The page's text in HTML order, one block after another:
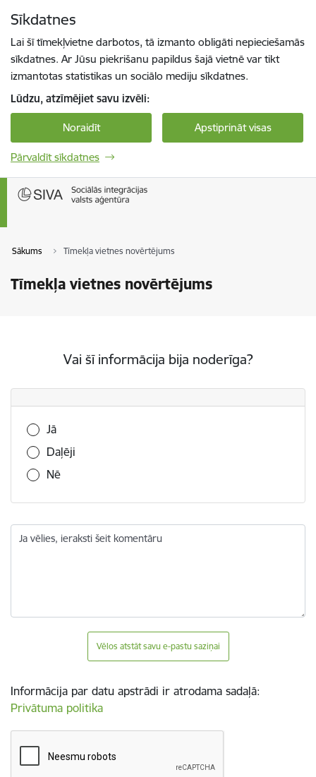
Sīkdatnes
Lai šī tīmekļvietne darbotos, tā izmanto obligāti nepieciešamās
sīkdatnes. Ar Jūsu piekrišanu papildus šajā vietnē var tikt
izmantotas statistikas un sociālo mediju sīkdatnes.
Lūdzu, atzīmējiet savu izvēli:
Noraidīt Apstiprināt visas
Pārvaldīt sīkdatnes
Sākums Tīmekļa vietnes novērtējums
Tīmekļa vietnes novērtējums
Vai šī informācija bija noderīga?
Vai šī informācija bija noderīga?
Jā
Daļēji
Nē
Ja vēlies, ieraksti šeit komentāru
Vēlos atstāt savu e-pastu saziņai
Informācija par datu apstrādi ir atrodama sadaļā:
Privātuma politika